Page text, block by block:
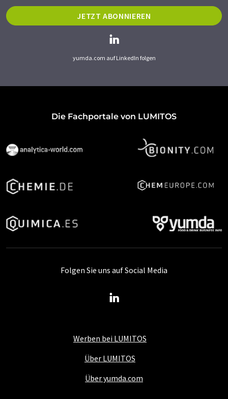
JETZT ABONNIEREN
yumda.com auf LinkedIn folgen
Die Fachportale von LUMITOS
Werben bei LUMITOS
Über LUMITOS
Über yumda.com
Folgen Sie uns auf Social Media